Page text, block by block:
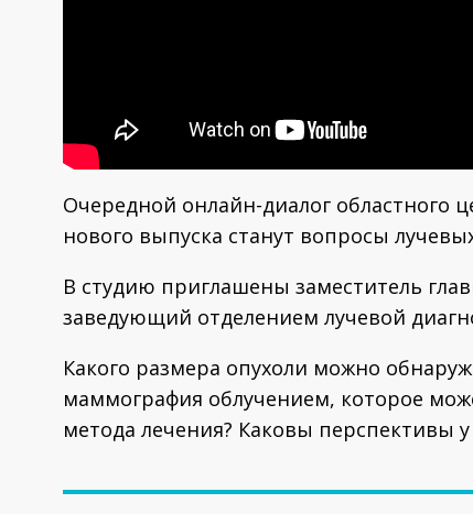
Очередной онлайн-диалог областного
нового выпуска станут вопросы
В студию приглашены заместитель
заведующий отделением лучевой
Какого размера опухоли можно
маммография облучением, которое
метода лечения? Каковы перспективы